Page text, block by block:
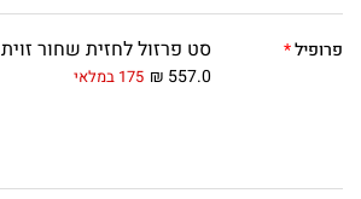
פרופיל סט פרזול לחזית שחור זוית
₪ 557.0 175 במלאי